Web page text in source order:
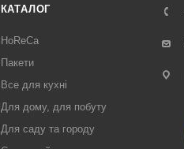
КАТАЛОГ
HoReCa
Пакети
Все для кухні
Для дому, для побуту
Для саду та городу